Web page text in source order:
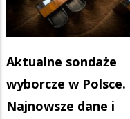
Aktualne sondaże
wyborcze w Polsce.
Najnowsze dane i